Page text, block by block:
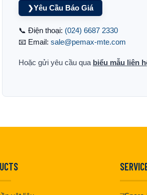
❯Yêu Cầu Báo Giá
📞 Điện thoại: (024) 6687 2330
📧 Email: sale@pemax-mte.com
Hoặc gửi yêu cầu qua biểu mẫu liên